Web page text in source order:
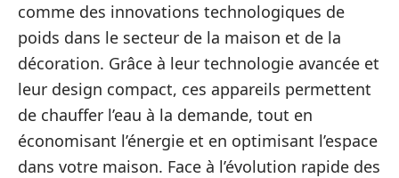
comme des innovations technologiques de
poids dans le secteur de la maison et de la
décoration. Grâce à leur technologie avancée et
leur design compact, ces appareils permettent
de chauffer l’eau à la demande, tout en
économisant l’énergie et en optimisant l’espace
dans votre maison. Face à l’évolution rapide des